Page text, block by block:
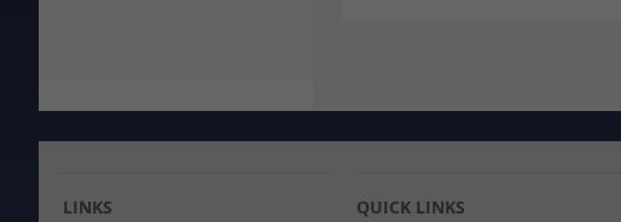
LINKS
QUICK LINKS